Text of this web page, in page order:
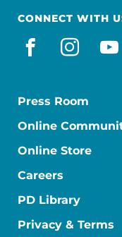
CONNECT WITH
Press Room
Online
Online Store
Careers
PD Library
Privacy & Terms